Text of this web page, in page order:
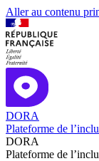
Aller au contenu
DORA
Plateforme de
DORA
Plateforme de